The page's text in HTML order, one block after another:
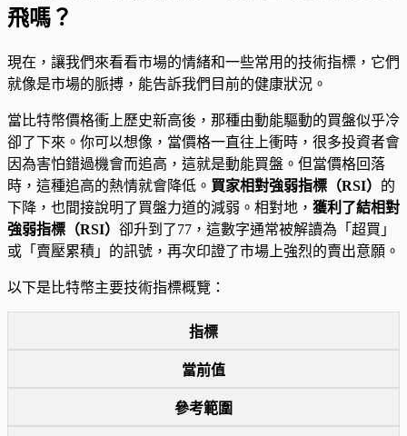
飛嗎？
現在，讓我們來看看市場的情緒和一些常用的技術指標，它們
就像是市場的脈搏，能告訴我們目前的健康狀況。
當比特幣價格衝上歷史新高後，那種由動能驅動的買盤似乎冷
卻了下來。你可以想像，當價格一直往上衝時，很多投資者會
因為害怕錯過機會而追高，這就是動能買盤。但當價格回落
時，這種追高的熱情就會降低。 買家相對強弱指標（RSI） 的
下降，也間接說明了買盤力道的減弱。相對地， 獲利了結相對
強弱指標（RSI） 卻升到了77，這數字通常被解讀為「超買」
或「賣壓累積」的訊號，再次印證了市場上強烈的賣出意願。
以下是比特幣主要技術指標概覽：
指標
當前值
參考範圍